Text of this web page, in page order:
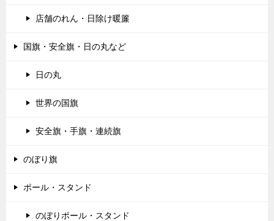
店舗のれん・日除け暖簾
国旗・安全旗・日の丸など
日の丸
世界の国旗
安全旗・手旗・連続旗
のぼり旗
ポール・スタンド
のぼりポール・スタンド